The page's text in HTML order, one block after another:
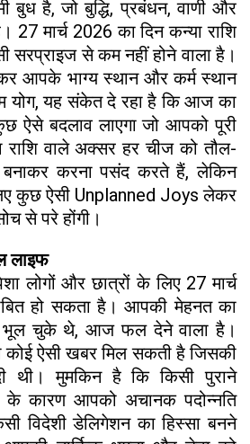
बुध है, जो बुद्धि, प्रबंधन, वाणी और
27 मार्च 2026 का दिन कन्या राशि
सरप्राइज से कम नहीं होने वाला है।
आपके भाग्य स्थान और कर्म स्थान
योग, यह संकेत दे रहा है कि आज का
ऐसे बदलाव लाएगा जो आपको पूरी
राशि वाले अक्सर हर चीज को तौल-
करना पसंद करते हैं, लेकिन
कुछ ऐसी Unplanned Joys लेकर
से परे होंगी।
लाइफ
लोगों और छात्रों के लिए 27 मार्च
हो सकता है। आपकी मेहनत का
भूल चुके थे, आज फल देने वाला है।
ऐसी खबर मिल सकती है जिसकी
थी। मुमकिन है कि किसी पुराने
कारण आपको अचानक पदोन्नति
विदेशी डेलिगेशन का हिस्सा बनने